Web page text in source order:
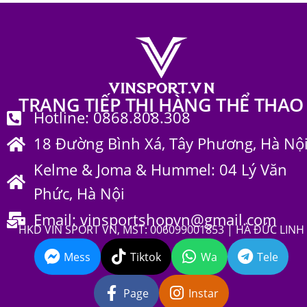
TRANG TIẾP THỊ HÀNG THỂ THAO
Hotline: 0868.808.308
18 Đường Bình Xá, Tây Phương, Hà Nội
Kelme & Joma & Hummel: 04 Lý Văn
Phức, Hà Nội
Email: vinsportshopvn@gmail.com
HKD VIN SPORT VN, MST: 006099001853 | HÀ ĐỨC LINH
Mess
Tiktok Wa Tele
Page Instar